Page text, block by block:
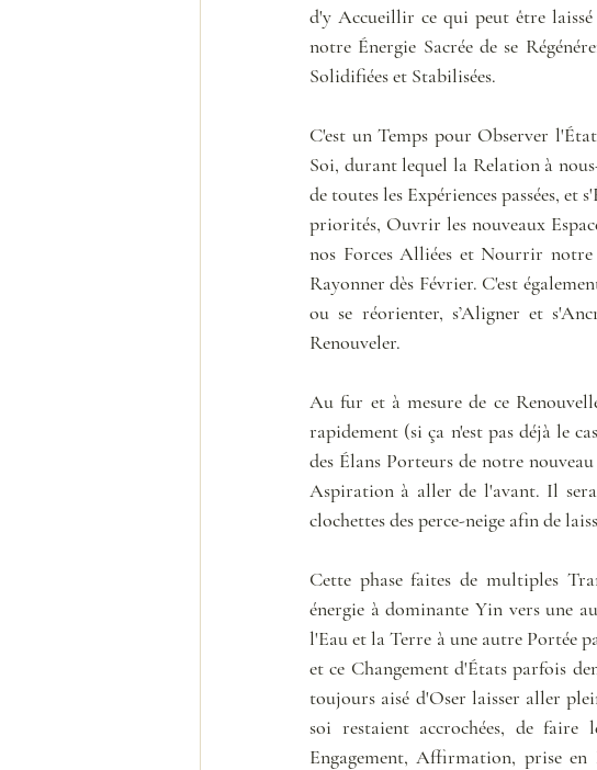
d'y Accueillir ce qui peut être
notre Énergie Sacrée de se
Solidifiées et Stabilisées.
C'est un Temps pour Observer
Soi, durant lequel la Relation à
de toutes les Expériences passées,
priorités, Ouvrir les nouveaux
nos Forces Alliées et Nourrir
Rayonner dès Février. C'est
ou se réorienter, s’Aligner et
Renouveler.
Au fur et à mesure de ce
rapidement (si ça n'est pas déjà le
des Élans Porteurs de notre
Aspiration à aller de l'avant. Il
clochettes des perce-neige afin de
Cette phase faites de multiples
énergie à dominante Yin vers une
l'Eau et la Terre à une autre Portée
et ce Changement d'États parfois
toujours aisé d'Oser laisser aller
soi restaient accrochées, de
Engagement, Affirmation, prise